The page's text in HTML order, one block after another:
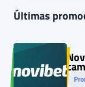
Últimas